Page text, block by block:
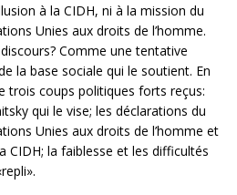
à la CIDH, ni à la mission du
Unies aux droits de l’homme.
Comme une tentative
la base sociale qui le soutient. En
trois coups politiques forts reçus:
qui le vise; les déclarations du
Unies aux droits de l’homme et
CIDH; la faiblesse et les difficultés